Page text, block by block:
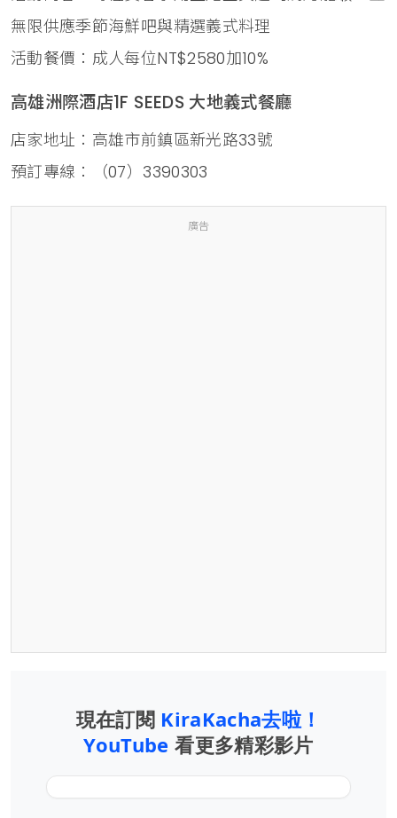
無限供應季節海鮮吧與精選義式料理
活動餐價：成人每位NT$2580加10%
高雄洲際酒店1F SEEDS 大地義式餐廳
店家地址：高雄市前鎮區新光路33號
預訂專線：（07）3390303
廣告
現在訂閱 KiraKacha去啦！
YouTube看更多精彩影片